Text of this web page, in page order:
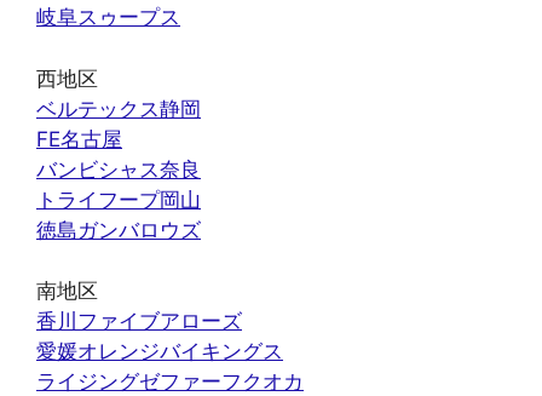
岐阜スゥープス
西地区
ベルテックス静岡
FE名古屋
バンビシャス奈良
トライフープ岡山
徳島ガンバロウズ
南地区
香川ファイブアローズ
愛媛オレンジバイキングス
ライジングゼファーフクオカ